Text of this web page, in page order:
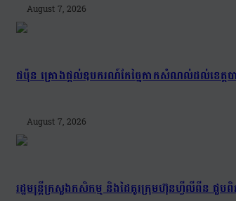
August 7, 2026
ជប៉ុន គ្រោងផ្តល់ឧបករណ៍កែច្នៃកាកសំណល់ដល់ខេត្ត
August 7, 2026
រដ្ឋមន្រ្តីក្រសួងកសិកម្ម និងដៃគូរក្រុមហ៊ុនហ្វីលីពីន ជួប